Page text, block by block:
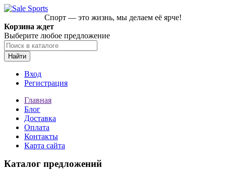
Спорт — это жизнь, мы делаем её ярче!
Корзина ждет
Выберите любое предложение
Найти
Вход
Регистрация
Главная
Блог
Доставка
Оплата
Контакты
Карта сайта
Каталог предложений